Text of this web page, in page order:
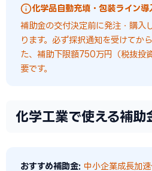
化学品自動充填・包装ライン
補助金の交付決定前に発注・購入
ります。必ず採択通知を受けてか
た、補助下限額750万円（税抜投
要です。
化学工業で使える補助
おすすめ補助金: 中小企業成長加